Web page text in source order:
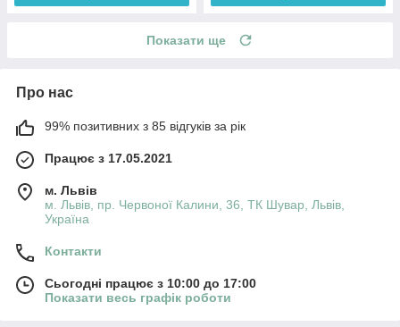
Показати ще
Про нас
99% позитивних з 85 відгуків за рік
Працює з 17.05.2021
м. Львів
м. Львів, пр. Червоної Калини, 36, ТК Шувар, Львів,
Україна
Контакти
Сьогодні працює з 10:00 до 17:00
Показати весь графік роботи